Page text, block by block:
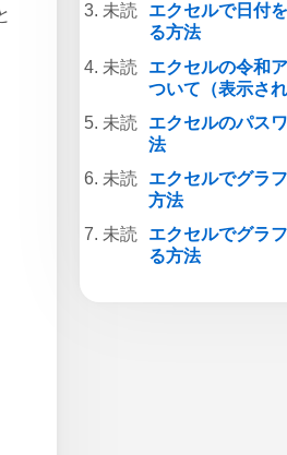
エクセルで日付
る方法
エクセルの令和
ついて（表示さ
エクセルのパス
法
エクセルでグラ
方法
エクセルでグラ
る方法